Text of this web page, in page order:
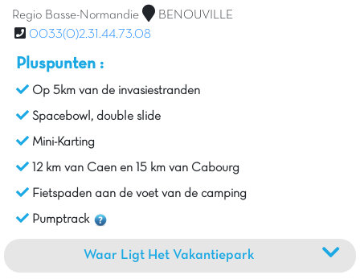
Regio Basse-Normandie
BENOUVILLE
0033(0)2.31.44.73.08
Pluspunten :
Op 5km van de invasiestranden
Spacebowl, double slide
Mini-Karting
12 km van Caen en 15 km van Cabourg
Fietspaden aan de voet van de camping
Pumptrack
Waar Ligt Het Vakantiepark